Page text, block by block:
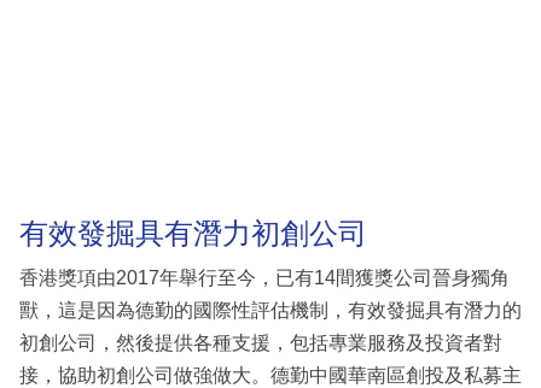
有效發掘具有潛力初創公司
香港獎項由2017年舉行至今，已有14間獲獎公司晉身獨角
獸，這是因為德勤的國際性評估機制，有效發掘具有潛力的
初創公司，然後提供各種支援，包括專業服務及投資者對
接，協助初創公司做強做大。德勤中國華南區創投及私募主